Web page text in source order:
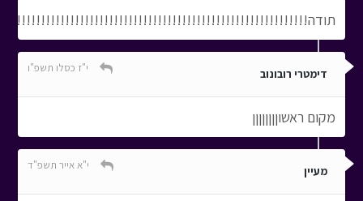
תודה!!!!!!!!!!!!!!!!!!!!!!!!!!!!!!!!!!!!!!!!!!!!!!!!!!!!!!!!!!!!!!
דימטרי רובונוב י"ז כסלו תשפ"ו
מקום ראשוןןןןןןןן
מעיין י"א אייר תשפ"ד